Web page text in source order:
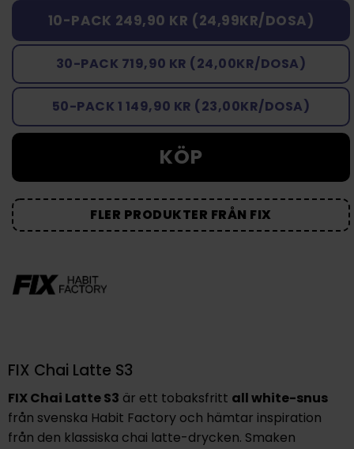
10-PACK 249,90 KR (24,99KR/DOSA)
30-PACK 719,90 KR (24,00KR/DOSA)
50-PACK 1 149,90 KR (23,00KR/DOSA)
KÖP
FLER PRODUKTER FRÅN FIX
FIX Chai Latte S3
FIX Chai Latte S3 är ett tobaksfritt all white-snus
från svenska Habit Factory och hämtar inspiration
från den klassiska chai latte-drycken. Smaken